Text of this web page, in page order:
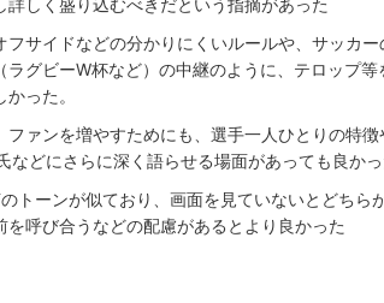
しく盛り込むべきだという指摘があった
フサイドなどの分かりにくいルールや、サッカ
グビーW杯など）の中継のように、テロップ
った。
ァンを増やすためにも、選手一人ひとりの特
などにさらに深く語らせる場面があっても良かっ
トーンが似ており、画面を見ていないとどちら
呼び合うなどの配慮があるとより良かった